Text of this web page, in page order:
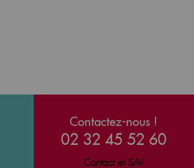
Contactez-nous !
02 32 45 52 60
Contact et SAV